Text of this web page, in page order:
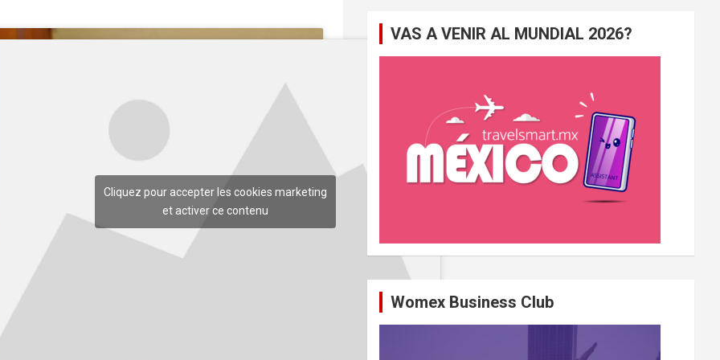
Cliquez pour accepter les cookies marketing
et activer ce contenu
c
VAS A VENIR AL MUNDIAL 2026?
Womex Business Club